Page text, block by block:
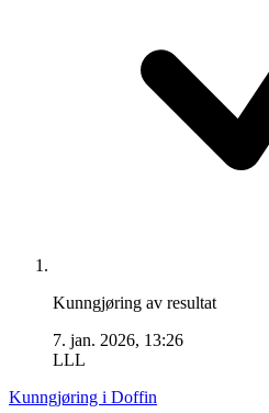
Kunngjøring av resultat
7. jan. 2026, 13:26
LLL
Kunngjøring i Doffin